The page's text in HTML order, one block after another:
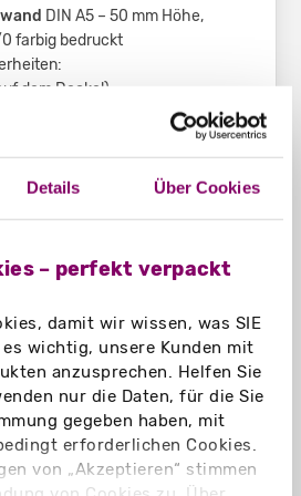
Details Über Cookies
– perfekt verpackt
damit wir wissen, was SIE
wichtig, unsere Kunden mit
anzusprechen. Helfen Sie
nur die Daten, für die Sie
gegeben haben, mit
erforderlichen Cookies.
von „Akzeptieren“ stimmen
DIN A5 – 50 mm Höhe,
farbig bedruckt
dem Deckel)
45 mm, 4/0 farbig bedruckt
Chromokarton GC1 Naturseite,
Graskarton, Einstecklaschen,
bedruckt
GC1, 4/0 farbig bedruckt
Laschen
Podest